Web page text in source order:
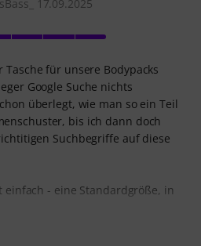
17.09.2025
für unsere Bodypacks
Google Suche nichts
überlegt, wie man so ein Teil
bis ich dann doch
Suchbegriffe auf diese
einfach - eine Standardgröße, in